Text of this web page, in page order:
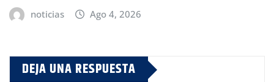
noticias Ago 4, 2026
DEJA UNA RESPUESTA